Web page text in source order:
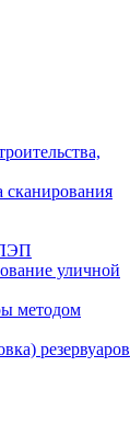
сканирования
ЛЭП
уличной
методом
резервуаров